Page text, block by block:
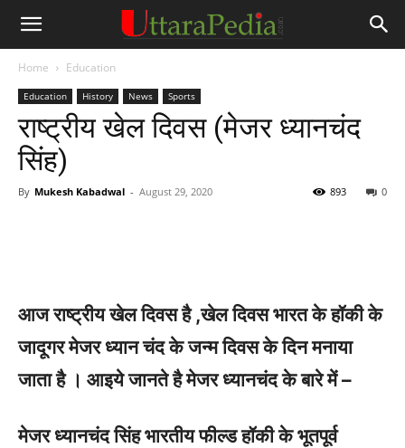
Home Education
Education History News Sports
राष्ट्रीय खेल दिवस (मेजर ध्यानचंद
सिंह)
By Mukesh Kabadwal - August 29, 2020 0
893
आज राष्ट्रीय खेल दिवस है ,खेल दिवस भारत के हॉकी के
जादूगर मेजर ध्यान चंद के जन्म दिवस के दिन मनाया
जाता है । आइये जानते है मेजर ध्यानचंद के बारे में –
मेजर ध्यानचंद सिंह भारतीय फील्ड हॉकी के भूतपूर्व